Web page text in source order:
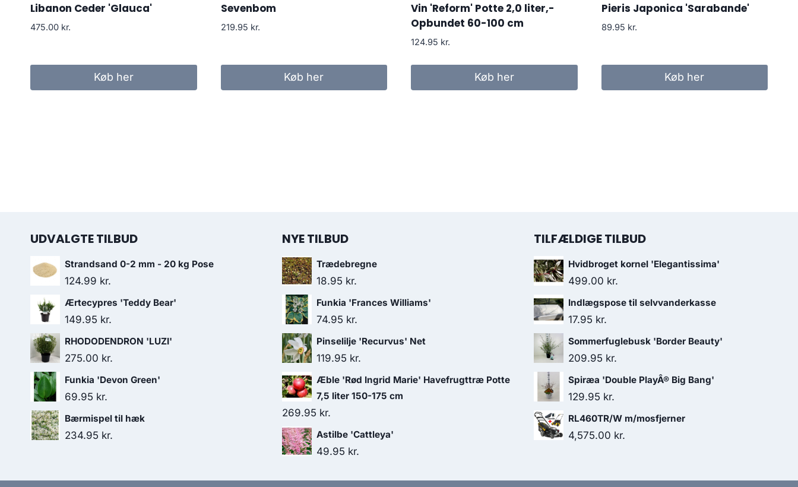
Libanon Ceder 'Glauca'
475.00 kr.
Køb her
Sevenbom
219.95 kr.
Køb her
Vin 'Reform' Potte 2,0 liter,-
Opbundet 60-100 cm
124.95 kr.
Køb her
Pieris Japonica 'Sarabande'
89.95 kr.
Køb her
UDVALGTE TILBUD
Strandsand 0-2 mm - 20 kg Pose
124.99 kr.
Ærtecypres 'Teddy Bear'
149.95 kr.
RHODODENDRON 'LUZI'
275.00 kr.
Funkia 'Devon Green'
69.95 kr.
Bærmispel til hæk
234.95 kr.
NYE TILBUD
Trædebregne
18.95 kr.
Funkia 'Frances Williams'
74.95 kr.
Pinselilje 'Recurvus' Net
119.95 kr.
Æble 'Rød Ingrid Marie' Havefrugttræ Potte
7,5 liter 150-175 cm
269.95 kr.
Astilbe 'Cattleya'
49.95 kr.
TILFÆLDIGE TILBUD
Hvidbroget kornel 'Elegantissima'
499.00 kr.
Indlægspose til selvvanderkasse
17.95 kr.
Sommerfuglebusk 'Border Beauty'
209.95 kr.
Spiræa 'Double PlayÂ® Big Bang'
129.95 kr.
RL460TR/W m/mosfjerner
4,575.00 kr.